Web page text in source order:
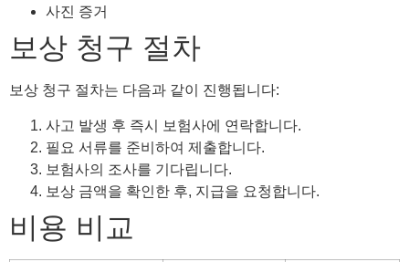
사진 증거
보상 청구 절차
보상 청구 절차는 다음과 같이 진행됩니다:
사고 발생 후 즉시 보험사에 연락합니다.
필요 서류를 준비하여 제출합니다.
보험사의 조사를 기다립니다.
보상 금액을 확인한 후, 지급을 요청합니다.
비용 비교